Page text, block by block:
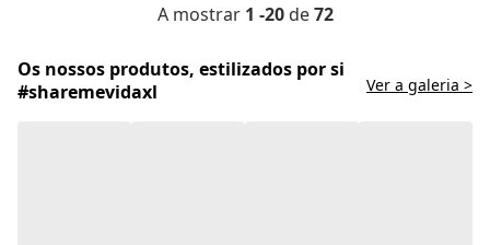
A mostrar 1 -20de72
Os nossos produtos, estilizados por si
#sharemevidaxl
Ver a galeria >